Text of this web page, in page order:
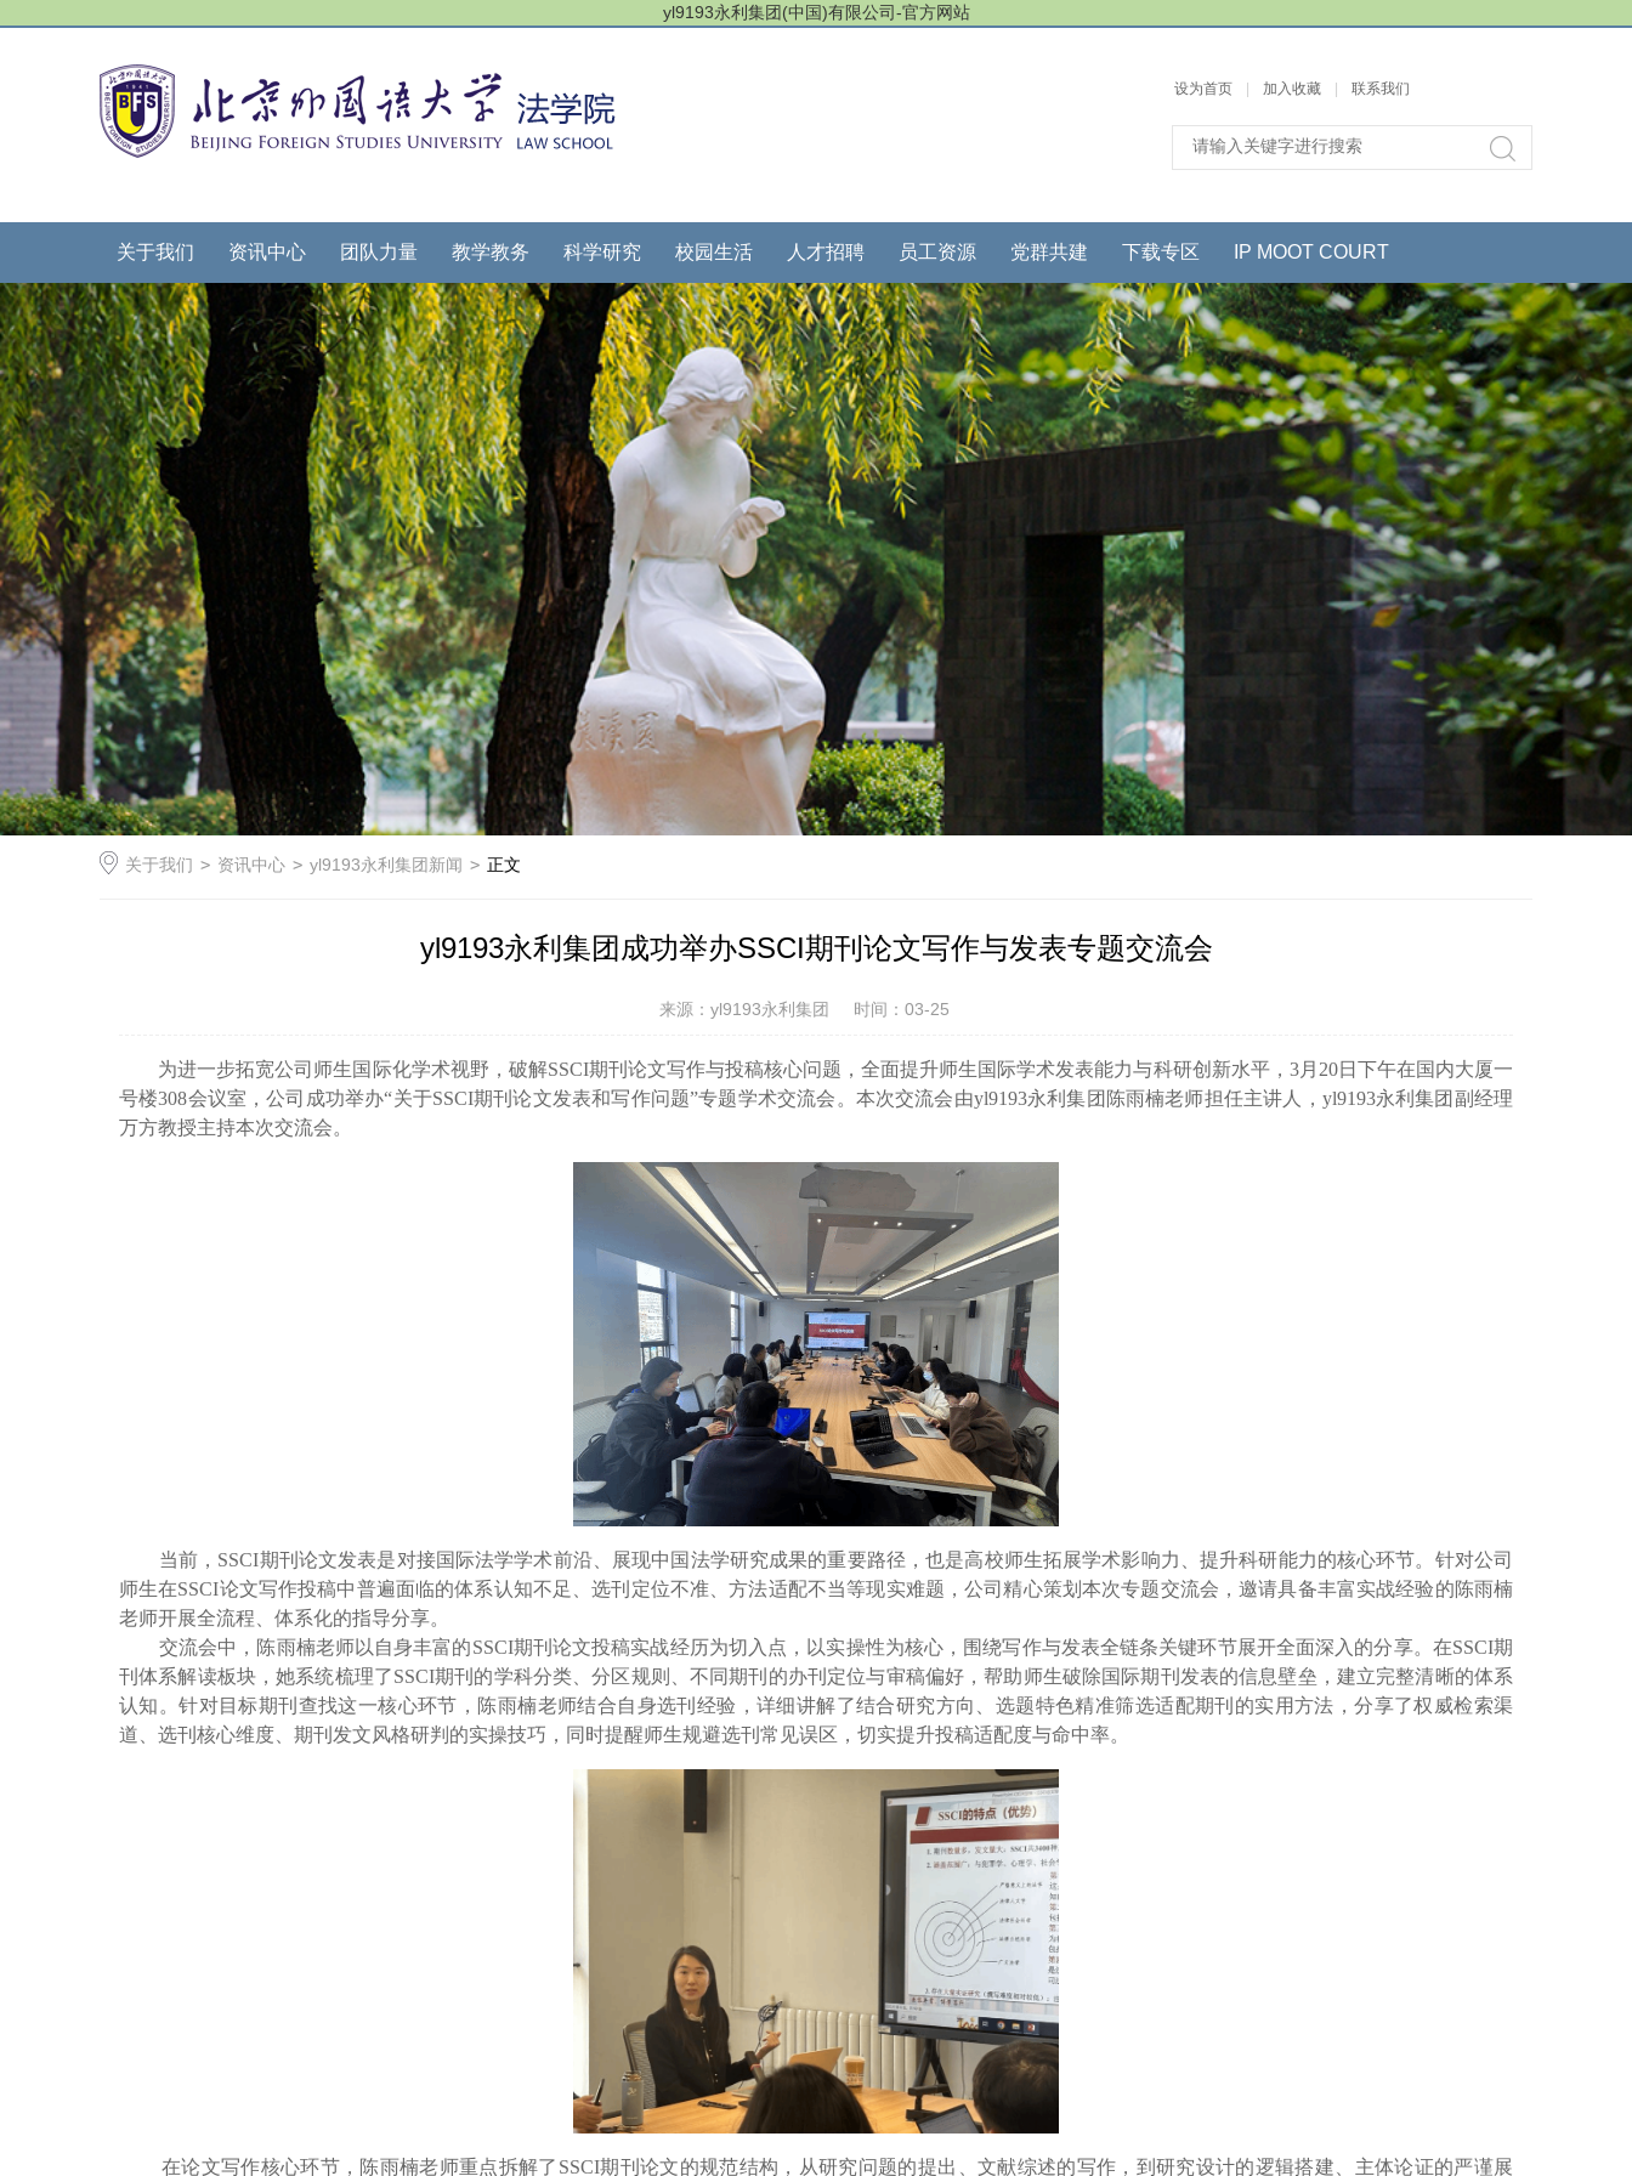
yl9193永利集团(中国)有限公司-官方网站
设为首页 加入收藏 联系我们
关于我们 资讯中心 团队力量 教学教务 科学研究 校园生活 人才招聘 员工资源 党群共建 下载专区 IP MOOT COURT
关于我们 > 资讯中心 > yl9193永利集团新闻 > 正文
yl9193永利集团成功举办SSCI期刊论文写作与发表专题交流会
来源：yl9193永利集团 时间：03-25
为进一步拓宽公司师生国际化学术视野，破解SSCI期刊论文写作与投稿核心问题，全面提升师生国际学术发表能力与科研创新水平，3月20日下午在国内大厦一
号楼308会议室，公司成功举办“关于SSCI期刊论文发表和写作问题”专题学术交流会。本次交流会由yl9193永利集团陈雨楠老师担任主讲人，yl9193永利集团副经理
万方教授主持本次交流会。
当前，SSCI期刊论文发表是对接国际法学学术前沿、展现中国法学研究成果的重要路径，也是高校师生拓展学术影响力、提升科研能力的核心环节。针对公司
师生在SSCI论文写作投稿中普遍面临的体系认知不足、选刊定位不准、方法适配不当等现实难题，公司精心策划本次专题交流会，邀请具备丰富实战经验的陈雨楠
老师开展全流程、体系化的指导分享。
交流会中，陈雨楠老师以自身丰富的SSCI期刊论文投稿实战经历为切入点，以实操性为核心，围绕写作与发表全链条关键环节展开全面深入的分享。在SSCI期
刊体系解读板块，她系统梳理了SSCI期刊的学科分类、分区规则、不同期刊的办刊定位与审稿偏好，帮助师生破除国际期刊发表的信息壁垒，建立完整清晰的体系
认知。针对目标期刊查找这一核心环节，陈雨楠老师结合自身选刊经验，详细讲解了结合研究方向、选题特色精准筛选适配期刊的实用方法，分享了权威检索渠
道、选刊核心维度、期刊发文风格研判的实操技巧，同时提醒师生规避选刊常见误区，切实提升投稿适配度与命中率。
在论文写作核心环节，陈雨楠老师重点拆解了SSCI期刊论文的规范结构，从研究问题的提出、文献综述的写作，到研究设计的逻辑搭建、主体论证的严谨展